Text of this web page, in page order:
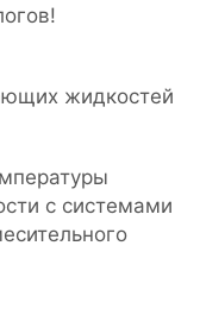
жидкостей
с системами